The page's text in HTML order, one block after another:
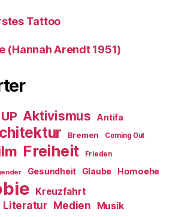
Tattoo
(Hannah Arendt 1951)
Aktivismus Antifa
Bremen Coming Out
Freiheit Frieden
Gesundheit Glaube Homoehe
Kreuzfahrt
Literatur Medien Musik